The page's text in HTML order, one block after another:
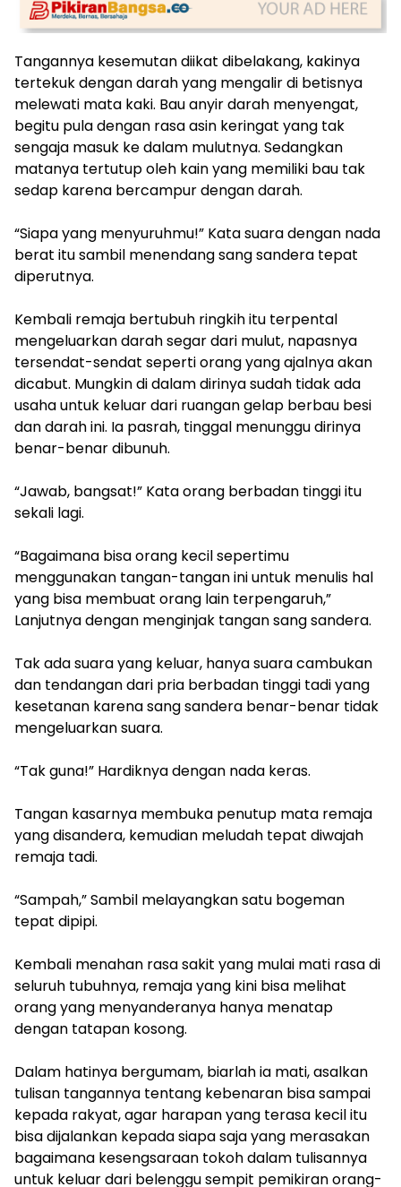
Tangannya kesemutan diikat dibelakang, kakinya
tertekuk dengan darah yang mengalir di betisnya
melewati mata kaki. Bau anyir darah menyengat,
begitu pula dengan rasa asin keringat yang tak
sengaja masuk ke dalam mulutnya. Sedangkan
matanya tertutup oleh kain yang memiliki bau tak
sedap karena bercampur dengan darah.
“Siapa yang menyuruhmu!” Kata suara dengan nada
berat itu sambil menendang sang sandera tepat
diperutnya.
Kembali remaja bertubuh ringkih itu terpental
mengeluarkan darah segar dari mulut, napasnya
tersendat-sendat seperti orang yang ajalnya akan
dicabut. Mungkin di dalam dirinya sudah tidak ada
usaha untuk keluar dari ruangan gelap berbau besi
dan darah ini. Ia pasrah, tinggal menunggu dirinya
benar-benar dibunuh.
“Jawab, bangsat!” Kata orang berbadan tinggi itu
sekali lagi.
“Bagaimana bisa orang kecil sepertimu
menggunakan tangan-tangan ini untuk menulis hal
yang bisa membuat orang lain terpengaruh,”
Lanjutnya dengan menginjak tangan sang sandera.
Tak ada suara yang keluar, hanya suara cambukan
dan tendangan dari pria berbadan tinggi tadi yang
kesetanan karena sang sandera benar-benar tidak
mengeluarkan suara.
“Tak guna!” Hardiknya dengan nada keras.
Tangan kasarnya membuka penutup mata remaja
yang disandera, kemudian meludah tepat diwajah
remaja tadi.
“Sampah,” Sambil melayangkan satu bogeman
tepat dipipi.
Kembali menahan rasa sakit yang mulai mati rasa di
seluruh tubuhnya, remaja yang kini bisa melihat
orang yang menyanderanya hanya menatap
dengan tatapan kosong.
Dalam hatinya bergumam, biarlah ia mati, asalkan
tulisan tangannya tentang kebenaran bisa sampai
kepada rakyat, agar harapan yang terasa kecil itu
bisa dijalankan kepada siapa saja yang merasakan
bagaimana kesengsaraan tokoh dalam tulisannya
untuk keluar dari belenggu sempit pemikiran orang-